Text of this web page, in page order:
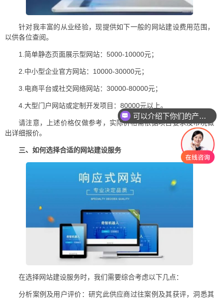
针对我丰富的从业经验，现提供如下一般的网站建设费用范围，
以供各位查阅。
1.简单静态页面展示型网站：5000-10000元；
2.中小型企业官方网站：10000-30000元；
3.电商平台或社交网络网站：30000-80000元；
4.大型门户网站或定制开发项目：80000元以上。
请注意，上述价格仅做参考，实际价格需依据项目要求及市况做
出详细报价。
三、如何选择合适的网站建设服务
在选择网站建设服务时，我们需要综合考虑以下几点：
分析案例及用户评价：研究此供应商过往案例及其获评，洞悉其